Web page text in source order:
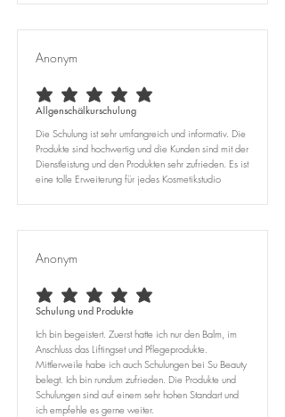
Anonym
average rating is 5 out of 5
Allgenschälkurschulung
Die Schulung ist sehr umfangreich und informativ. Die
Produkte sind hochwertig und die Kunden sind mit der
Dienstleistung und den Produkten sehr zufrieden. Es ist
eine tolle Erweiterung für jedes Kosmetikstudio
Anonym
average rating is 5 out of 5
Schulung und Produkte
Ich bin begeistert. Zuerst hatte ich nur den Balm, im
Anschluss das Liftingset und Pflegeprodukte.
Mittlerweile habe ich auch Schulungen bei Su Beauty
belegt. Ich bin rundum zufrieden. Die Produkte und
Schulungen sind auf einem sehr hohen Standart und
ich empfehle es gerne weiter.